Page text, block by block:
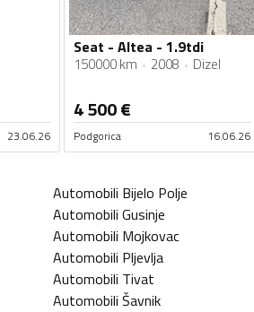
23.06.26
Seat - Altea - 1.9tdi
150000 km 2008 Dizel
4 500€
Podgorica 16.06.26
Automobili Bijelo Polje
Automobili Gusinje
Automobili Mojkovac
Automobili Pljevlja
Automobili Tivat
Automobili Šavnik